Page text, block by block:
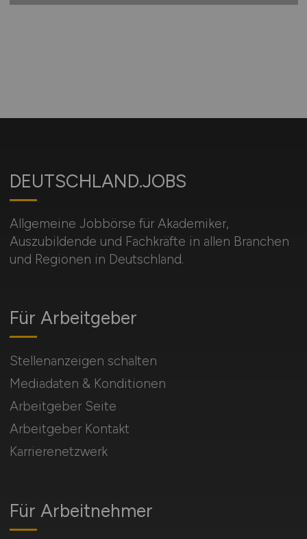
DEUTSCHLAND.JOBS
Allgemeine Jobbörse für Akademiker,
Auszubildende und Fachkräfte in allen Branchen
und Regionen in Deutschland.
Für Arbeitnehmer
Für Arbeitgeber
Stellenanzeigen schalten
Mediadaten & Konditionen
Arbeitgeber Seite
Arbeitgeber Kontakt
Karrierenetzwerk